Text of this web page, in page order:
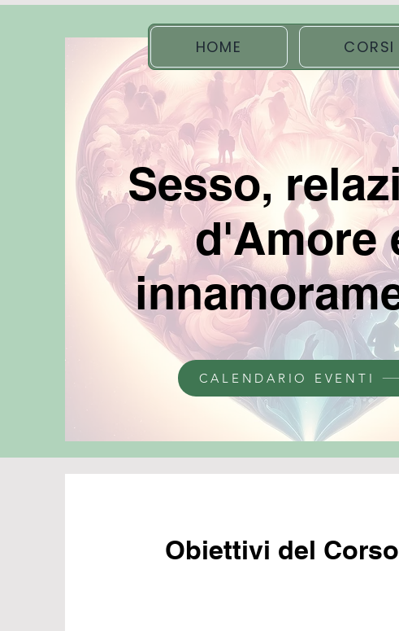
HOME CORSI
Sesso,
d'Amore
CALENDARIO EVENTI
Obiettivi del Corso